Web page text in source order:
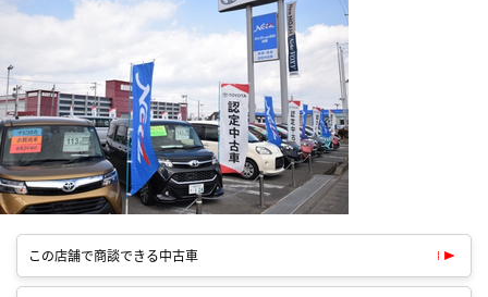
この店舗で商談できる中古車